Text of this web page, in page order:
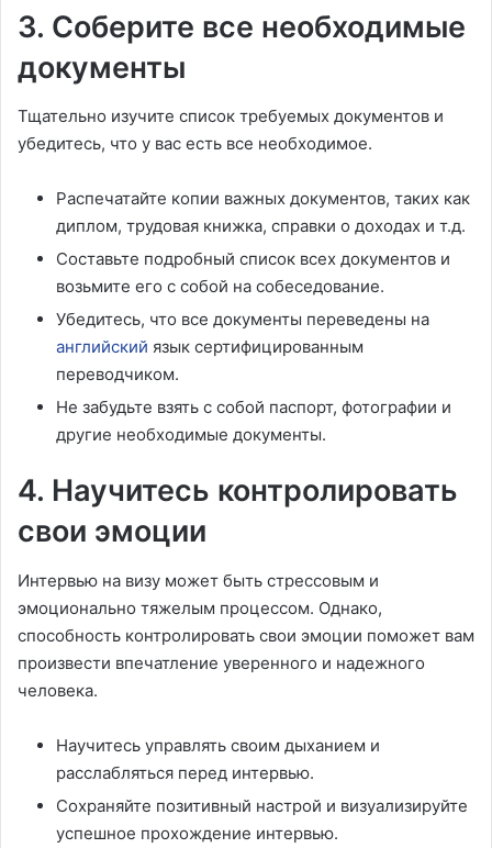
3. Соберите все необходимые
документы
Тщательно изучите список требуемых документов и
убедитесь, что у вас есть все необходимое.
Распечатайте копии важных документов, таких как
диплом, трудовая книжка, справки о доходах и т.д.
Составьте подробный список всех документов и
возьмите его с собой на собеседование.
Убедитесь, что все документы переведены на
английский язык сертифицированным
переводчиком.
Не забудьте взять с собой паспорт, фотографии и
другие необходимые документы.
4. Научитесь контролировать
свои эмоции
Интервью на визу может быть стрессовым и
эмоционально тяжелым процессом. Однако,
способность контролировать свои эмоции поможет вам
произвести впечатление уверенного и надежного
человека.
Научитесь управлять своим дыханием и
расслабляться перед интервью.
Сохраняйте позитивный настрой и визуализируйте
успешное прохождение интервью.